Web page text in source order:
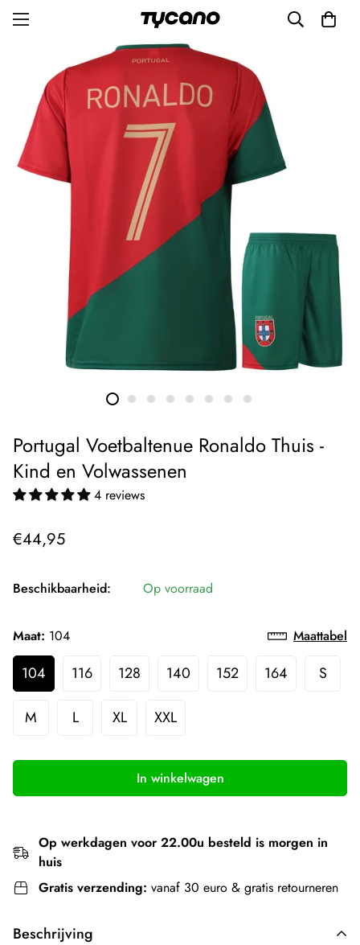
Portugal Voetbaltenue Ronaldo Thuis -
Kind en Volwassenen
4 reviews
Normale
€44,95
Beschikbaarheid: Op voorraad
Maat: 104 Maattabel
104 116 128 140 152 164 S
M L XL XXL
In winkelwagen
Op werkdagen voor 22.00u besteld is morgen in
huis
Gratis verzending: vanaf 30 euro & gratis retourneren
Beschrijving